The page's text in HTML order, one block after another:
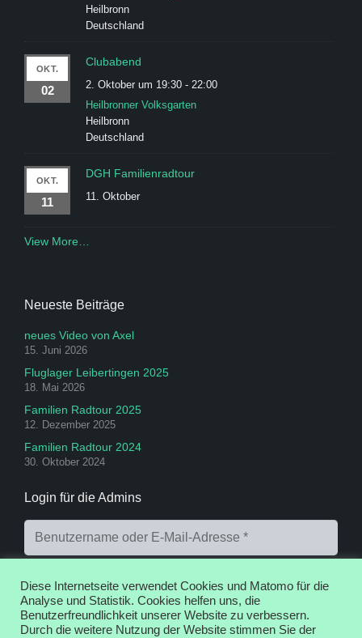
Heilbronn
Deutschland
OKT.
02
Clubabend
2. Oktober um 19:30 - 22:00
Heilbronner Volksgarten
Heilbronn
Deutschland
OKT.
11
DGH Familienradtour
11. Oktober
View More…
Neueste Beiträge
neues Video von Axel
15. Juni 2026
Fluglager Leibertingen 2025
18. Mai 2026
Familien Radtour 2025
12. Dezember 2025
Familien Radtour 2024
30. Oktober 2024
Login für die Admins
Anmelden Registrieren Passwort vergessen?
Diese Internetseite verwendet Cookies und Matomo für die
Analyse und Statistik. Cookies helfen uns, die
Benutzerfreundlichkeit unserer Website zu verbessern.
Durch die weitere Nutzung der Website stimmen Sie der